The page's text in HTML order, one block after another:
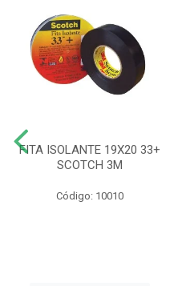
FITA ISOLANTE 19X20 33+
SCOTCH 3M
Código: 10010